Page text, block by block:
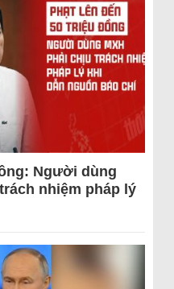
Người dùng
nhiệm pháp lý